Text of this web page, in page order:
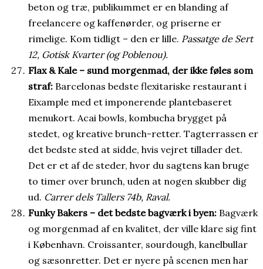
beton og træ, publikummet er en blanding af
freelancere og kaffenørder, og priserne er
rimelige. Kom tidligt – den er lille. Passatge de Sert
12, Gotisk Kvarter (og Poblenou).
Flax & Kale – sund morgenmad, der ikke føles som
straf: Barcelonas bedste flexitariske restaurant i
Eixample med et imponerende plantebaseret
menukort. Acai bowls, kombucha brygget på
stedet, og kreative brunch-retter. Tagterrassen er
det bedste sted at sidde, hvis vejret tillader det.
Det er et af de steder, hvor du sagtens kan bruge
to timer over brunch, uden at nogen skubber dig
ud. Carrer dels Tallers 74b, Raval.
Funky Bakers – det bedste bagværk i byen: Bagværk
og morgenmad af en kvalitet, der ville klare sig fint
i København. Croissanter, sourdough, kanelbullar
og sæsonretter. Det er nyere på scenen men har